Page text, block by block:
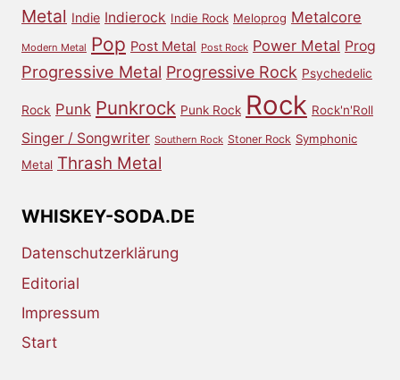
Metal Indie Indierock Indie Rock Meloprog Metalcore
Modern Metal Pop Post Metal Post Rock Power Metal Prog
Progressive Metal Progressive Rock Psychedelic
Rock Punk Punkrock Punk Rock Rock Rock'n'Roll
Singer / Songwriter Southern Rock Stoner Rock Symphonic
Metal Thrash Metal
WHISKEY-SODA.DE
Datenschutzerklärung
Editorial
Impressum
Start